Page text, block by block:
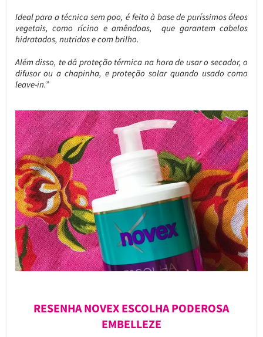
Ideal para a técnica sem poo, é feito à base de puríssimos óleos
vegetais, como rícino e amêndoas, que garantem cabelos
hidratados, nutridos e com brilho.
Além disso, te dá proteção térmica na hora de usar o secador, o
difusor ou a chapinha, e proteção solar quando usado como
leave-in.”
RESENHA NOVEX ESCOLHA PODEROSA
EMBELLEZE